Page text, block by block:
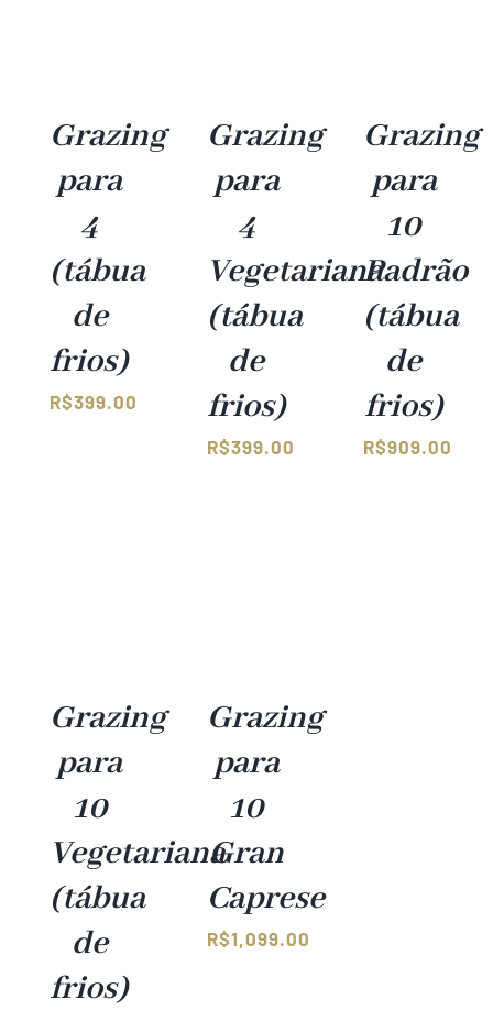
Grazing
para
4
(tábua
de
frios)
R$399.00
Grazing
para
4
Vegetariana
(tábua
de
frios)
R$399.00
Grazing
para
10
Padrão
(tábua
de
frios)
R$909.00
Grazing
para
10
Vegetariana
(tábua
de
frios)
Grazing
para
10
Gran
Caprese
R$1,099.00